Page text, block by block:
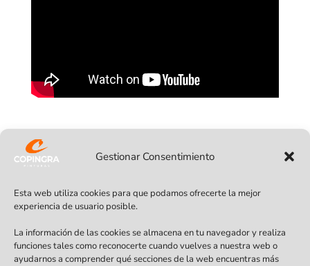
Gestionar Consentimiento
Esta web utiliza cookies para que podamos ofrecerte la mejor
experiencia de usuario posible.
La información de las cookies se almacena en tu navegador y realiza
funciones tales como reconocerte cuando vuelves a nuestra web o
ayudarnos a comprender qué secciones de la web encuentras más
En COPINGRA somos especialistas en
tratamientos para madera. Ofrecemos
proteger y conservar la madera. Nuestro
experiencia en el sector y garantiza